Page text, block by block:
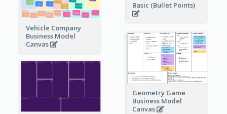
Basic (Bullet Points)
Vehicle Company
Business Model
Canvas
Geometry Game
Business Model
Canvas